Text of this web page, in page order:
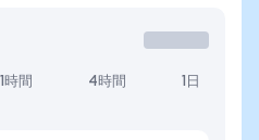
1時間 4時間 1日